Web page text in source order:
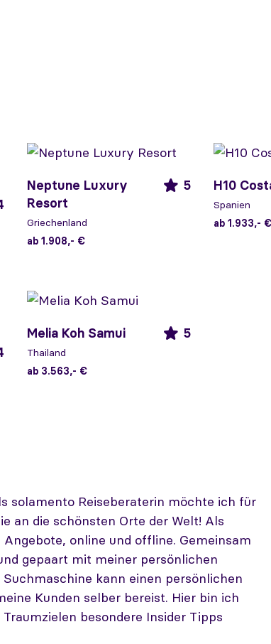
Neptune Luxury
Resort
5
Griechenland
ab 1.908,- €
H10
Spanien
ab 1.933,- €
Melia Koh Samui 5
Thailand
ab 3.563,- €
solamento Reiseberaterin möchte ich für
an die schönsten Orte der Welt! Als
online und offline. Gemeinsam
gepaart mit meiner persönlichen
kann einen persönlichen
Kunden selber bereist. Hier bin ich
besondere Insider Tipps